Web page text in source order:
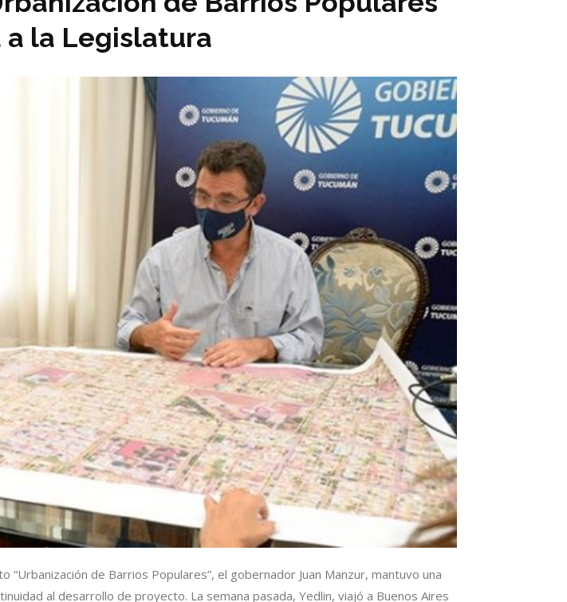
a la Legislatura
de Barrios Populares”, el gobernador Juan Manzur, mantuvo una
al desarrollo de proyecto. La semana pasada, Yedlin, viajó a Buenos Aires